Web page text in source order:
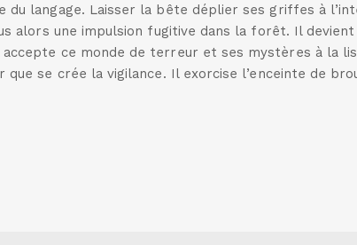
langage. Laisser la bête déplier ses griffes à
alors une impulsion fugitive dans la forêt. Il devient
ce monde de terreur et ses mystères à la
se crée la vigilance. Il exorcise l’enceinte de